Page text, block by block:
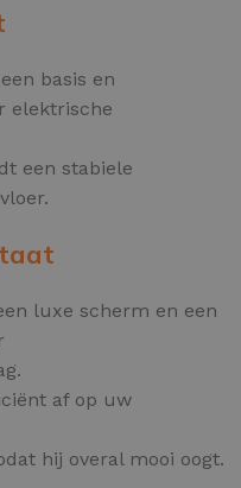
basis en
elektrische
een stabiele
luxe scherm en een
af op uw
hij overal mooi oogt.